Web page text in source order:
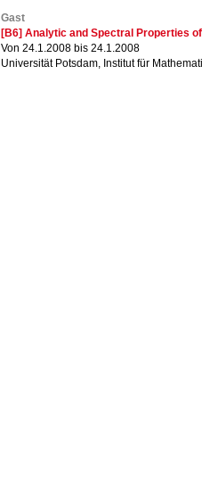
Gast
[B6] Analytic and Spectral Properties
Von 24.1.2008 bis 24.1.2008
Universität Potsdam, Institut für